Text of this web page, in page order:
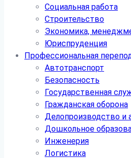
Социальная работа
Строительство
Экономика,
Юриспруденция
Профессиональная
Автотранспорт
Безопасность
Государственная
Гражданская оборона
Делопроизводство и
Дошкольное
Инженерия
Логистика